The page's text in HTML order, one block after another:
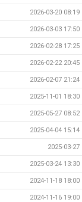
2026-03-20 08:19
2026-03-03 17:50
2026-02-28 17:25
2026-02-22 20:45
2026-02-07 21:24
2025-11-01 18:30
2025-05-27 08:52
2025-04-04 15:14
2025-03-27
2025-03-24 13:30
2024-11-18 18:00
2024-11-16 19:00